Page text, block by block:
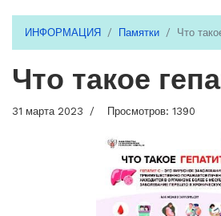
ИНФОРМАЦИЯ Памятки Что
Что такое
31 марта 2023 Просмотров: 1390